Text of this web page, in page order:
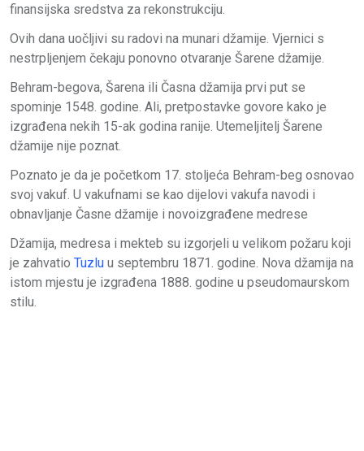
finansijska sredstva za rekonstrukciju.
Ovih dana uočljivi su radovi na munari džamije. Vjernici s
nestrpljenjem čekaju ponovno otvaranje Šarene džamije.
Behram-begova, Šarena ili Časna džamija prvi put se
spominje 1548. godine. Ali, pretpostavke govore kako je
izgrađena nekih 15-ak godina ranije. Utemeljitelj Šarene
džamije nije poznat.
Poznato je da je početkom 17. stoljeća Behram-beg osnovao
svoj vakuf. U vakufnami se kao dijelovi vakufa navodi i
obnavljanje Časne džamije i novoizgrađene medrese
Džamija, medresa i mekteb su izgorjeli u velikom požaru koji
je zahvatio Tuzlu u septembru 1871. godine. Nova džamija na
istom mjestu je izgrađena 1888. godine u pseudomaurskom
stilu.